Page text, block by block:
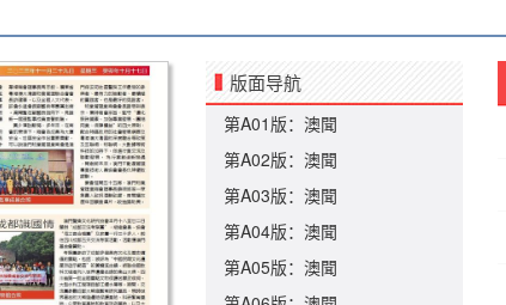
版面导航
第A01版：澳聞
第A02版：澳聞
第A03版：澳聞
第A04版：澳聞
第A05版：澳聞